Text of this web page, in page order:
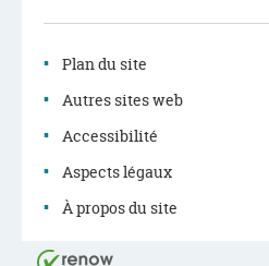
Facebook
Plan du site
Autres sites web
Accessibilité
Aspects légaux
À propos du site